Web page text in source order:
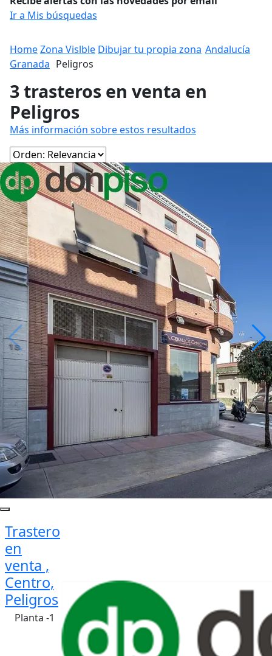
Ir a Mis búsquedas
HomeZona Vislble Dibujar tu propia zona Andalucía
Granada Peligros
3 trasteros en venta en
Peligros
Más información sobre estos resultados
Trastero
en
venta ,
Centro,
Peligros
Planta -1